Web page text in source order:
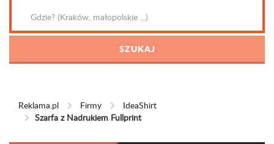
Reklama.pl Firmy
IdeaShirt
Szarfa z Nadrukiem Fullprint